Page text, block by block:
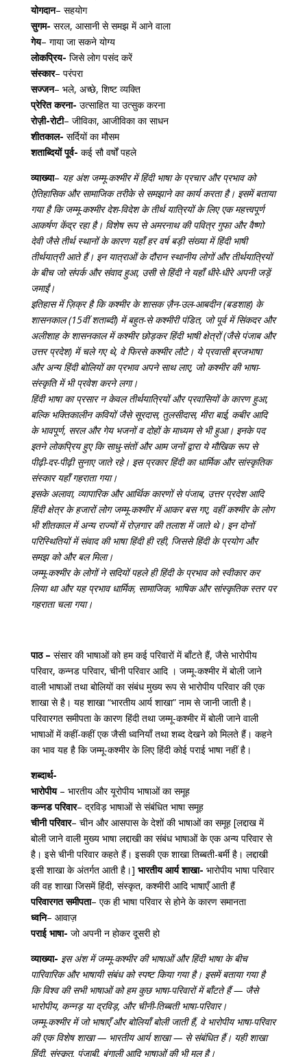
योगदान– सहयोग
सुगम- सरल, आसानी से समझ में आने वाला
गेय– गाया जा सकने योग्य
लोकप्रिय- जिसे लोग पसंद करें
संस्कार– परंपरा
सज्जन– भले, अच्छे, शिष्ट व्यक्ति
प्रेरित करना- उत्साहित या उत्सुक करना
रोज़ी-रोटी– जीविका, आजीविका का साधन
शीतकाल- सर्दियों का मौसम
शताब्दियों पूर्व- कई सौ वर्षों पहले
व्याख्या– यह अंश जम्मू-कश्मीर में हिंदी भाषा के प्रचार और प्रभाव को
ऐतिहासिक और सामाजिक तरीके से समझाने का कार्य करता है। इसमें बताया
गया है कि जम्मू-कश्मीर देश-विदेश के तीर्थ यात्रियों के लिए एक महत्त्वपूर्ण
आकर्षण केंद्र रहा है। विशेष रूप से अमरनाथ की पवित्र गुफा और वैष्णो
देवी जैसे तीर्थ स्थानों के कारण यहाँ हर वर्ष बड़ी संख्या में हिंदी भाषी
तीर्थयात्री आते हैं। इन यात्राओं के दौरान स्थानीय लोगों और तीर्थयात्रियों
के बीच जो संपर्क और संवाद हुआ, उसी से हिंदी ने यहाँ धीरे-धीरे अपनी जड़ें
जमाईं।
इतिहास में ज़िक्र है कि कश्मीर के शासक ज़ैन-उल-आबदीन (बडशाह) के
शासनकाल (15वीं शताब्दी) में बहुत-से कश्मीरी पंडित, जो पूर्व में सिंकदर और
अलीशाह के शासनकाल में कश्मीर छोड़कर हिंदी भाषी क्षेत्रों (जैसे पंजाब और
उत्तर प्रदेश) में चले गए थे, वे फिरसे कश्मीर लौटे। ये प्रवासी ब्रजभाषा
और अन्य हिंदी बोलियों का प्रभाव अपने साथ लाए, जो कश्मीर की भाषा-
संस्कृति में भी प्रवेश करने लगा।
हिंदी भाषा का प्रसार न केवल तीर्थयात्रियों और प्रवासियों के कारण हुआ,
बल्कि भक्तिकालीन कवियों जैसे सूरदास, तुलसीदास, मीरा बाई, कबीर आदि
के भावपूर्ण, सरल और गेय भजनों व दोहों के माध्यम से भी हुआ। इनके पद
इतने लोकप्रिय हुए कि साधु-संतों और आम जनों द्वारा ये मौखिक रूप से
पीढ़ी-दर-पीढ़ी सुनाए जाते रहे। इस प्रकार हिंदी का धार्मिक और सांस्कृतिक
संस्कार यहाँ गहराता गया।
इसके अलावा, व्यापारिक और आर्थिक कारणों से पंजाब, उत्तर प्रदेश आदि
हिंदी क्षेत्र के हजारों लोग जम्मू-कश्मीर में आकर बस गए, वहीं कश्मीर के लोग
भी शीतकाल में अन्य राज्यों में रोज़गार की तलाश में जाते थे। इन दोनों
परिस्थितियों में संवाद की भाषा हिंदी ही रही, जिससे हिंदी के प्रयोग और
समझ को और बल मिला।
जम्मू-कश्मीर के लोगों ने सदियों पहले ही हिंदी के प्रभाव को स्वीकार कर
लिया था और यह प्रभाव धार्मिक, सामाजिक, भाषिक और सांस्कृतिक स्तर पर
गहराता चला गया।
पाठ – संसार की भाषाओं को हम कई परिवारों में बाँटते हैं, जैसे भारोपीय
परिवार, कन्नड परिवार, चीनी परिवार आदि । जम्मू-कश्मीर में बोली जाने
वाली भाषाओं तथा बोलियों का संबंध मुख्य रूप से भारोपीय परिवार की एक
शाखा से है। यह शाखा “भारतीय आर्य शाखा” नाम से जानी जाती है।
परिवारगत समीपता के कारण हिंदी तथा जम्मू-कश्मीर में बोली जाने वाली
भाषाओं में कहीं-कहीं एक जैसी ध्वनियाँ तथा शब्द देखने को मिलते हैं। कहने
का भाव यह है कि जम्मू-कश्मीर के लिए हिंदी कोई पराई भाषा नहीं है।
शब्दार्थ-
भारोपीय– भारतीय और यूरोपीय भाषाओं का समूह
कन्नड परिवार– द्रविड़ भाषाओं से संबंधित भाषा समूह
चीनी परिवार– चीन और आसपास के देशों की भाषाओं का समूह [लद्दाख में
बोली जाने वाली मुख्य भाषा लद्दाखी का संबंध भाषाओं के एक अन्य परिवार से
है। इसे चीनी परिवार कहते हैं। इसकी एक शाखा तिब्बती-बर्मी है। लद्दाखी
इसी शाखा के अंतर्गत आती है।] भारतीय आर्य शाखा- भारोपीय भाषा परिवार
की वह शाखा जिसमें हिंदी, संस्कृत, कश्मीरी आदि भाषाएँ आती हैं
परिवारगत समीपता– एक ही भाषा परिवार से होने के कारण समानता
ध्वनि– आवाज़
पराई भाषा- जो अपनी न होकर दूसरी हो
व्याख्या- इस अंश में जम्मू-कश्मीर की भाषाओं और हिंदी भाषा के बीच
पारिवारिक और भाषायी संबंध को स्पष्ट किया गया है। इसमें बताया गया है
कि विश्व की सभी भाषाओं को हम कुछ भाषा-परिवारों में बाँटते हैं — जैसे
भारोपीय, कन्नड़ या द्रविड़, और चीनी-तिब्बती भाषा-परिवार।
जम्मू-कश्मीर में जो भाषाएँ और बोलियाँ बोली जाती हैं, वे भारोपीय भाषा-परिवार
की एक विशेष शाखा — भारतीय आर्य शाखा — से संबंधित हैं। यही शाखा
हिंदी, संस्कृत, पंजाबी, बंगाली आदि भाषाओं की भी मूल है।